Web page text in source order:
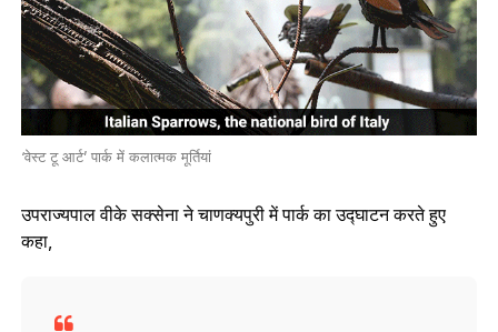
‘वेस्ट टू आर्ट’ पार्क में कलात्मक मूर्तियां
उपराज्यपाल वीके सक्सेना ने चाणक्यपुरी में पार्क का उद्घाटन करते हुए
कहा,